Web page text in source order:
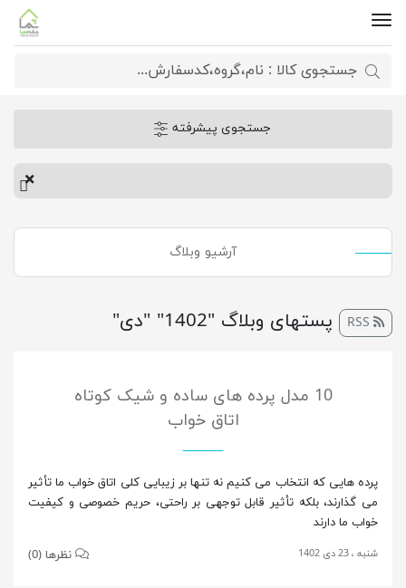
جستجوی پیشرفته
آرشیو وبلاگ
پست‎های وبلاگ "1402" "دی"
10 مدل پرده های ساده و شیک کوتاه
اتاق خواب
پرده هایی که انتخاب می کنیم نه تنها بر زیبایی کلی اتاق خواب ما تأثیر
می گذارند، بلکه تأثیر قابل توجهی بر راحتی، حریم خصوصی و کیفیت
خواب ما دارند
شنبه ، 23 دی 1402 نظرها (0)